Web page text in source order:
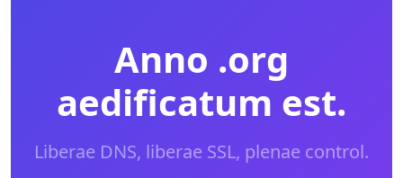
Anno .org
aedificatum est.
Liberae DNS, liberae SSL, plenae control.